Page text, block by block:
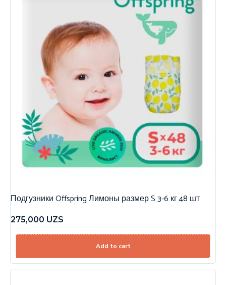
Подгузники Offspring Лимоны размер S 3-6 кг 48 шт
275,000 UZS
Add to cart